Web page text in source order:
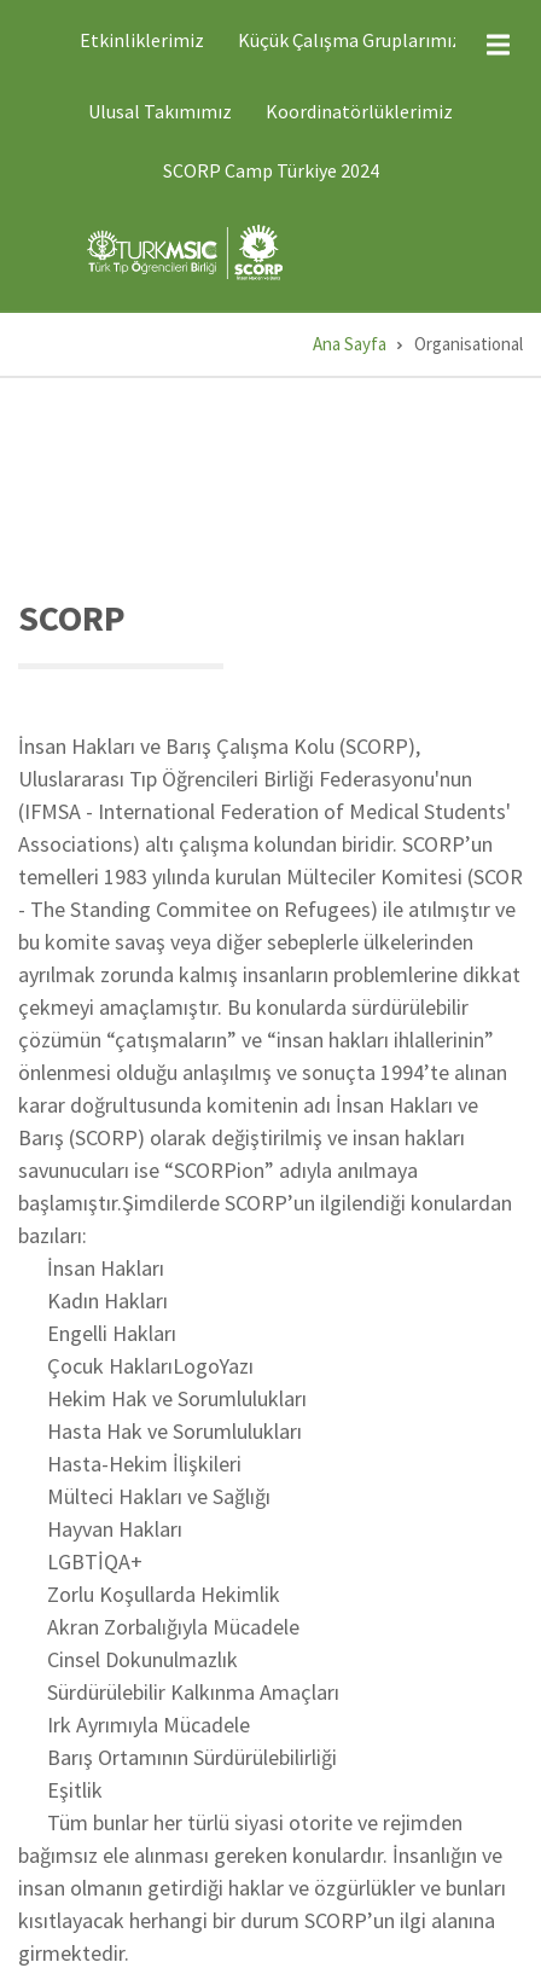
Etkinliklerimiz Küçük Çalışma Gruplarımız
Ulusal Takımımız Koordinatörlüklerimiz
SCORP Camp Türkiye 2024
Ana Sayfa Organisational
SCORP
İnsan Hakları ve Barış Çalışma Kolu (SCORP),
Uluslararası Tıp Öğrencileri Birliği Federasyonu'nun
(IFMSA - International Federation of Medical Students'
Associations) altı çalışma kolundan biridir. SCORP’un
temelleri 1983 yılında kurulan Mülteciler Komitesi (SCOR
- The Standing Commitee on Refugees) ile atılmıştır ve
bu komite savaş veya diğer sebeplerle ülkelerinden
ayrılmak zorunda kalmış insanların problemlerine dikkat
çekmeyi amaçlamıştır. Bu konularda sürdürülebilir
çözümün “çatışmaların” ve “insan hakları ihlallerinin”
önlenmesi olduğu anlaşılmış ve sonuçta 1994’te alınan
karar doğrultusunda komitenin adı İnsan Hakları ve
Barış (SCORP) olarak değiştirilmiş ve insan hakları
savunucuları ise “SCORPion” adıyla anılmaya
başlamıştır.Şimdilerde SCORP’un ilgilendiği konulardan
bazıları:
İnsan Hakları
Kadın Hakları
Engelli Hakları
Çocuk HaklarıLogoYazı
Hekim Hak ve Sorumlulukları
Hasta Hak ve Sorumlulukları
Hasta-Hekim İlişkileri
Mülteci Hakları ve Sağlığı
Hayvan Hakları
LGBTİQA+
Zorlu Koşullarda Hekimlik
Akran Zorbalığıyla Mücadele
Cinsel Dokunulmazlık
Sürdürülebilir Kalkınma Amaçları
Irk Ayrımıyla Mücadele
Barış Ortamının Sürdürülebilirliği
Eşitlik
Tüm bunlar her türlü siyasi otorite ve rejimden
bağımsız ele alınması gereken konulardır. İnsanlığın ve
insan olmanın getirdiği haklar ve özgürlükler ve bunları
kısıtlayacak herhangi bir durum SCORP’un ilgi alanına
girmektedir.